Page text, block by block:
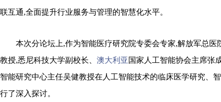
联互通,全面提升行业服务与管理的智慧化水平。
本次分论坛上,作为智能医疗研究院专委会专家,解放军总医
教授,悉尼科技大学副校长、 澳大利亚 国家人工智能协会主席张
智能研究中心主任吴健教授在人工智能技术的临床医学研究、
行了深入探讨。